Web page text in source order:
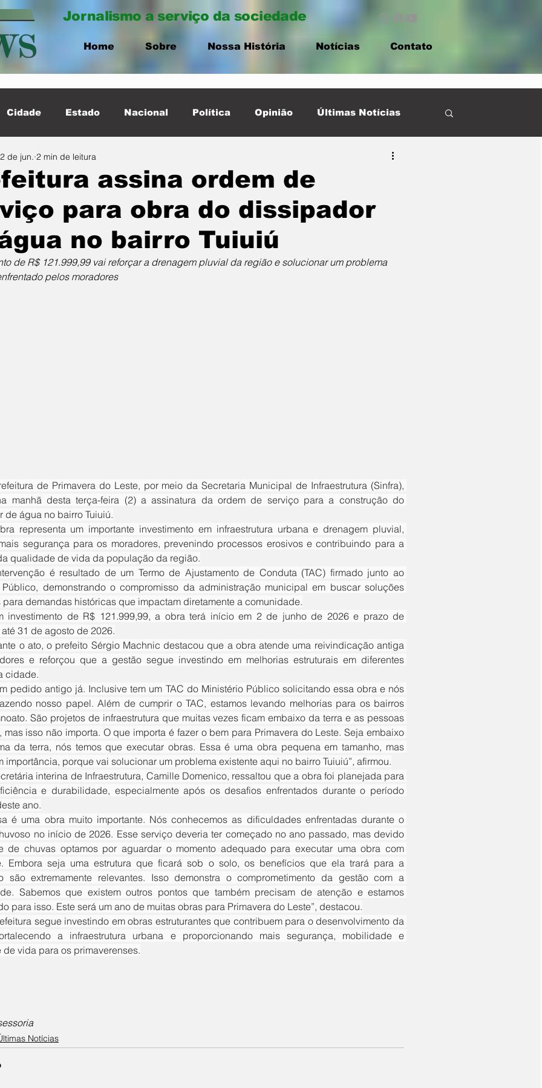
Jornalismo a serviço da sociedade
Home Sobre Nossa História Notícias Contato
Cidade Estado Nacional Política Opinião Últimas Notícias
Destaque Cidade
assina ordem de
para obra do dissipador
no bairro Tuiuiú
2 de jun. 2 min de leitura
de R$ 121.999,99 vai reforçar a drenagem pluvial da região e solucionar um problema
pelos moradores
manhã desta terça-feira (2) a assinatura da ordem de serviço para a construção do
de água no bairro Tuiuiú.
segurança para os moradores, prevenindo processos erosivos e contribuindo para a
qualidade de vida da população da região.
Público, demonstrando o compromisso da administração municipal em buscar soluções
para demandas históricas que impactam diretamente a comunidade.
31 de agosto de 2026.
e reforçou que a gestão segue investindo em melhorias estruturais em diferentes
cidade.
nosso papel. Além de cumprir o TAC, estamos levando melhorias para os bairros
São projetos de infraestrutura que muitas vezes ficam embaixo da terra e as pessoas
mas isso não importa. O que importa é fazer o bem para Primavera do Leste. Seja embaixo
da terra, nós temos que executar obras. Essa é uma obra pequena em tamanho, mas
importância, porque vai solucionar um problema existente aqui no bairro Tuiuiú”, afirmou.
e durabilidade, especialmente após os desafios enfrentados durante o período
ano.
no início de 2026. Esse serviço deveria ter começado no ano passado, mas devido
de chuvas optamos por aguardar o momento adequado para executar uma obra com
Embora seja uma estrutura que ficará sob o solo, os benefícios que ela trará para a
são extremamente relevantes. Isso demonstra o comprometimento da gestão com a
Sabemos que existem outros pontos que também precisam de atenção e estamos
para isso. Este será um ano de muitas obras para Primavera do Leste”, destacou.
a infraestrutura urbana e proporcionando mais segurança, mobilidade e
vida para os primaverenses.
Notícias